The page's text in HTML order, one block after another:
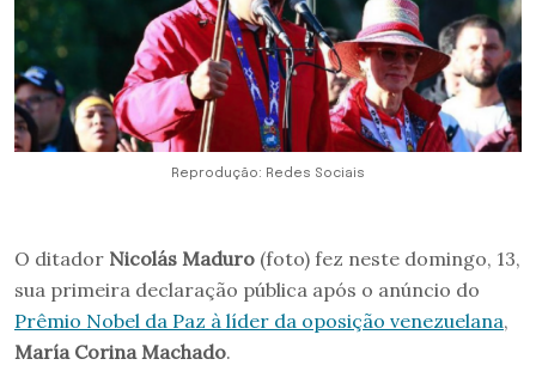
Reprodução: Redes Sociais
O ditador Nicolás Maduro (foto) fez neste domingo, 13,
sua primeira declaração pública após o anúncio do
Prêmio Nobel da Paz à líder da oposição venezuelana,
María Corina Machado.